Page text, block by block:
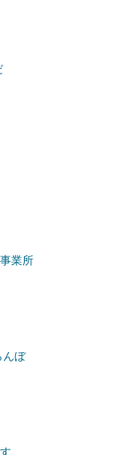
業所
んぼ